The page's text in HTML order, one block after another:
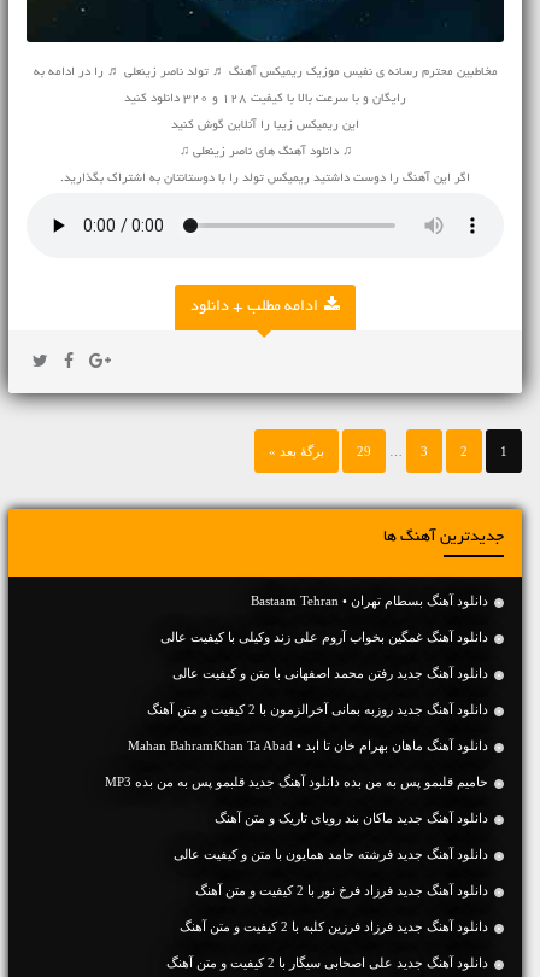
مخاطبین محترم رسانه ی نفیس موزیک ریمیکس آهنگ ♬ تولد ناصر زینعلی ♬ را در ادامه به
رایگان و با سرعت بالا با کیفیت 128 و 320 دانلود کنید
این ریمیکس زیبا را آنلاین گوش کنید
♫ دانلود آهنگ های ناصر زینعلی ♫
اگر این آهنگ را دوست داشتید ریمیکس تولد را با دوستانتان به اشتراک بگذارید.
ادامه مطلب + دانلود
1
2
3
29 برگهٔ بعد »
جدیدترین آهنگ ها
دانلود آهنگ بسطام تهران • Bastaam Tehran
دانلود آهنگ غمگین بخواب آروم علی زند وکیلی با کیفیت عالی
دانلود آهنگ جديد رفتن محمد اصفهانی با متن و کیفیت عالی
دانلود آهنگ جديد روزبه بمانی آخرالزمون با 2 کیفیت و متن آهنگ
دانلود آهنگ ماهان بهرام خان تا ابد • Mahan BahramKhan Ta Abad
حامیم قلبمو پس به من بده دانلود آهنگ جدید قلبمو پس به من بده MP3
دانلود آهنگ جديد ماکان بند رویای تاریک و متن آهنگ
دانلود آهنگ جديد فرشته حامد همایون با متن و کیفیت عالی
دانلود آهنگ جديد فرزاد فرخ نور با 2 کیفیت و متن آهنگ
دانلود آهنگ جديد فرزاد فرزین کلبه با 2 کیفیت و متن آهنگ
دانلود آهنگ جديد علی اصحابی سیگار با 2 کیفیت و متن آهنگ